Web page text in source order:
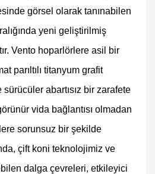
görsel olarak tanınabilen
yeni geliştirilmiş
Vento hoparlörlere asil bir
parıltılı titanyum grafit
abartısız bir zarafete
vida bağlantısı olmadan
sorunsuz bir şekilde
çift koni teknolojimiz ve
dalga çevreleri, etkileyici